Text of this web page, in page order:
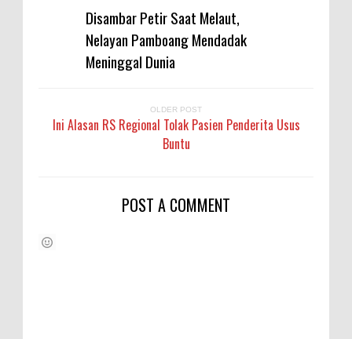
Disambar Petir Saat Melaut,
Nelayan Pamboang Mendadak
Meninggal Dunia
OLDER POST
Ini Alasan RS Regional Tolak Pasien Penderita Usus
Buntu
POST A COMMENT